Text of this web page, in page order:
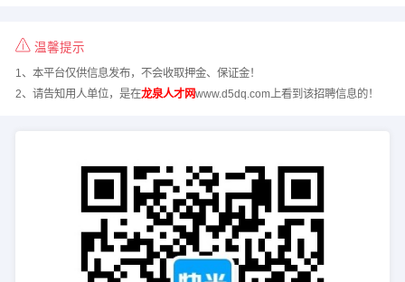
温馨提示
1、本平台仅供信息发布，不会收取押金、保证金！
2、请告知用人单位，是在龙泉人才网www.d5dq.com上看到该招聘信息的！